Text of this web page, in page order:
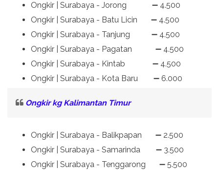
Ongkir | Surabaya - Jorong ➖ 4.500
Ongkir | Surabaya - Batu Licin ➖ 4.500
Ongkir | Surabaya - Tanjung ➖ 4.500
Ongkir | Surabaya - Pagatan ➖ 4.500
Ongkir | Surabaya - Kintab ➖ 4.500
Ongkir | Surabaya - Kota Baru ➖ 6.000
Ongkir kg Kalimantan Timur
Ongkir | Surabaya - Balikpapan ➖ 2.500
Ongkir | Surabaya - Samarinda ➖ 3.500
Ongkir | Surabaya - Tenggarong ➖ 5.500